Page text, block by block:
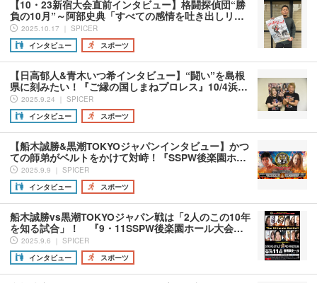
【10・23新宿大会直前インタビュー】格闘探偵団“勝
負の10月”～阿部史典「すべての感情を吐き出しリ…
2025.10.17 ｜ SPICER
インタビュー
スポーツ
【日高郁人&青木いつ希インタビュー】“闘い”を島根
県に刻みたい！『ご縁の国しまねプロレス』10/4浜…
2025.9.24 ｜ SPICER
インタビュー
スポーツ
【船木誠勝&黒潮TOKYOジャパンインタビュー】かつ
ての師弟がベルトをかけて対峙！『SSPW後楽園ホ…
2025.9.9 ｜ SPICER
インタビュー
スポーツ
船木誠勝vs黒潮TOKYOジャパン戦は「2人のこの10年
を知る試合」！ 『9・11SSPW後楽園ホール大会…
2025.9.6 ｜ SPICER
インタビュー
スポーツ